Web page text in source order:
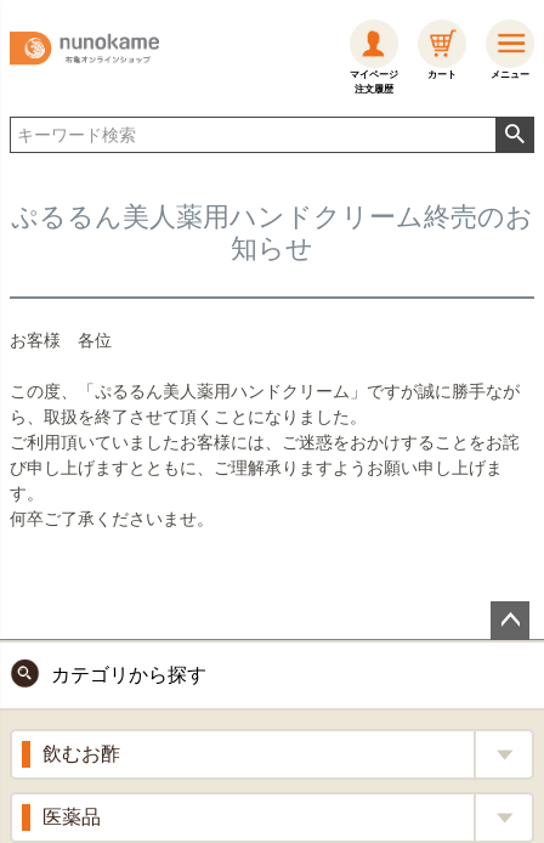
マイページ
注文履歴
カート メニュー
ぷるるん美人薬用ハンドクリーム終売のお
知らせ
お客様 各位
この度、「ぷるるん美人薬用ハンドクリーム」ですが誠に勝手なが
ら、取扱を終了させて頂くことになりました。
ご利用頂いていましたお客様には、ご迷惑をおかけすることをお詫
び申し上げますとともに、ご理解承りますようお願い申し上げま
す。
何卒ご了承くださいませ。
ップ
へ
カテゴリから探す
飲むお酢
補酵素のちから
医薬品